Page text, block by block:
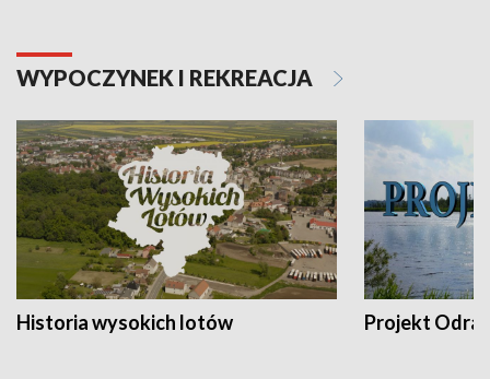
WYPOCZYNEK I REKREACJA
Historia wysokich lotów Projekt Odra